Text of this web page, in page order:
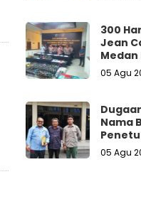
300
Jean
05 Agu
Nama
Oknum
05 Agu